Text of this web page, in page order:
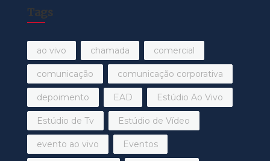
Tags
ao vivo chamada comercial
comunicação comunicação corporativa
depoimento EAD Estúdio Ao Vivo
Estúdio de Tv Estúdio de Vídeo
evento ao vivo Eventos